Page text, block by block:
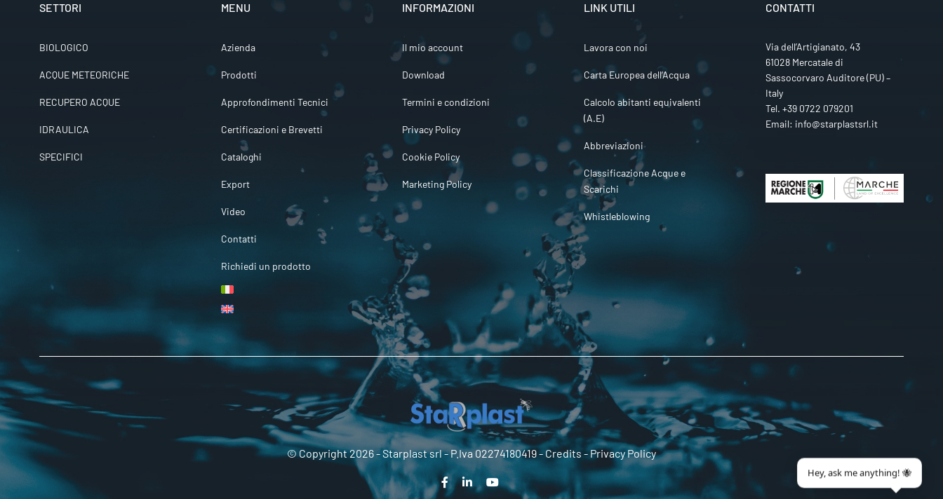
SETTORI
BIOLOGICO
ACQUE METEORICHE
RECUPERO ACQUE
IDRAULICA
SPECIFICI
MENU
Azienda
Prodotti
Approfondimenti Tecnici
Certificazioni e Brevetti
Cataloghi
Export
Video
Contatti
Richiedi un prodotto
INFORMAZIONI
Il mio account
Download
Termini e condizioni
Privacy Policy
Cookie Policy
Marketing Policy
LINK UTILI
Lavora con noi
Carta Europea dell’Acqua
Calcolo abitanti equivalenti
(A.E)
Abbreviazioni
Classificazione Acque e
Scarichi
Whistleblowing
CONTATTI
Via dell’Artigianato, 43
61028 Mercatale di
Sassocorvaro Auditore (PU) –
Italy
Tel. +39 0722 079201
Email: info@starplastsrl.it
© Copyright 2026 -Starplast srl- P.Iva 02274180419 - Credits -Privacy Policy